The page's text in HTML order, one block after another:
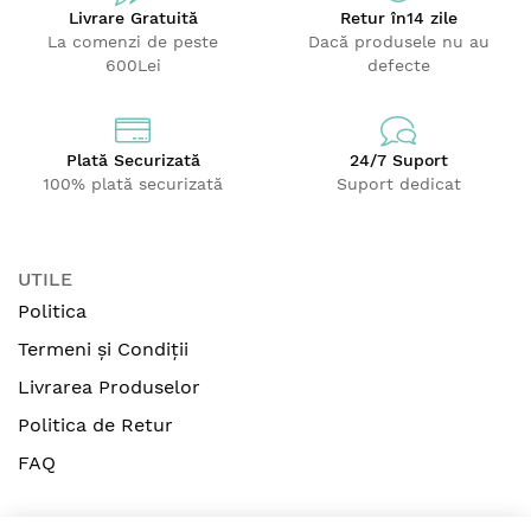
Livrare Gratuită
La comenzi de peste
600Lei
Returîn14 zile
Dacă produsele nu au
defecte
Plată Securizată
100% plată securizată
24/7 Suport
Suport dedicat
UTILE
Politica
Termeni și Condiții
Livrarea Produselor
Politica de Retur
FAQ